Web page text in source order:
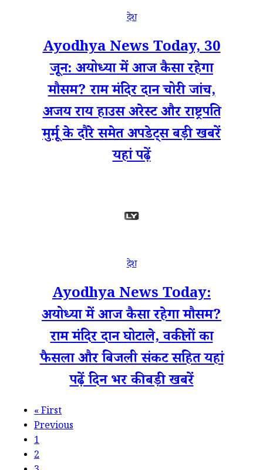
देश
Ayodhya News Today, 30
जून: अयोध्या में आज कैसा रहेगा
मौसम? राम मंदिर दान चोरी जांच,
अजय राय हाउस अरेस्ट और राष्ट्रपति
मुर्मू के दौरे समेत अपडेट्स बड़ी खबरें
यहां पढ़ें
देश
Ayodhya News Today:
अयोध्या में आज कैसा रहेगा मौसम?
राम मंदिर दान घोटाले, वकीलों का
फैसला और बिजली संकट सहित यहां
पढ़ें दिन भर की बड़ी खबरें
«First
Previous
1
2